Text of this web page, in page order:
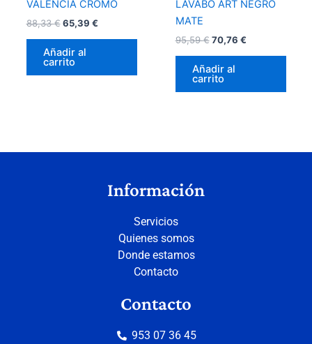
VALENCIA CROMO
88,33€ 65,39 €
Añadir al
carrito
LAVABO ART NEGRO
MATE
95,59€ 70,76 €
Añadir al
carrito
Información
Servicios
Quienes somos
Donde estamos
Contacto
Contacto
953 07 36 45